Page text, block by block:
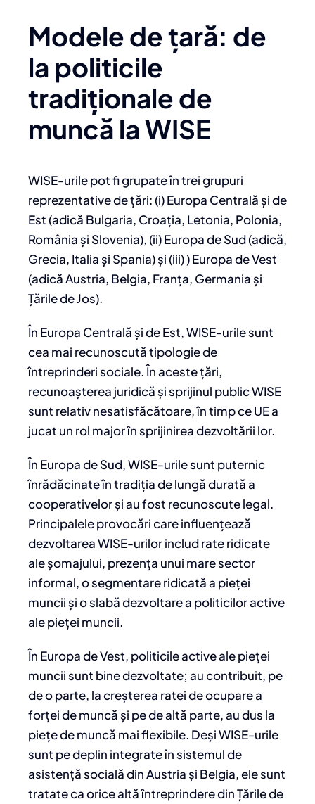
Modele de țară: de
la politicile
tradiționale de
muncă la WISE
WISE-urile pot fi grupate în trei grupuri
reprezentative de țări: (i) Europa Centrală și de
Est (adică Bulgaria, Croația, Letonia, Polonia,
România și Slovenia), (ii) Europa de Sud (adică,
Grecia, Italia și Spania) și (iii) ) Europa de Vest
(adică Austria, Belgia, Franța, Germania și
Țările de Jos).
În Europa Centrală și de Est, WISE-urile sunt
cea mai recunoscută tipologie de
întreprinderi sociale. În aceste țări,
recunoașterea juridică și sprijinul public WISE
sunt relativ nesatisfăcătoare, în timp ce UE a
jucat un rol major în sprijinirea dezvoltării lor.
În Europa de Sud, WISE-urile sunt puternic
înrădăcinate în tradiția de lungă durată a
cooperativelor și au fost recunoscute legal.
Principalele provocări care influențează
dezvoltarea WISE-urilor includ rate ridicate
ale șomajului, prezența unui mare sector
informal, o segmentare ridicată a pieței
muncii și o slabă dezvoltare a politicilor active
ale pieței muncii.
În Europa de Vest, politicile active ale pieței
muncii sunt bine dezvoltate; au contribuit, pe
de o parte, la creșterea ratei de ocupare a
forței de muncă și pe de altă parte, au dus la
piețe de muncă mai flexibile. Deși WISE-urile
sunt pe deplin integrate în sistemul de
asistență socială din Austria și Belgia, ele sunt
tratate ca orice altă întreprindere din Țările de